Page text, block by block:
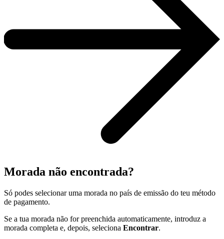
Morada não encontrada?
Só podes selecionar uma morada no país de emissão do teu método
de pagamento.
Se a tua morada não for preenchida automaticamente, introduz a
morada completa e, depois, seleciona Encontrar.